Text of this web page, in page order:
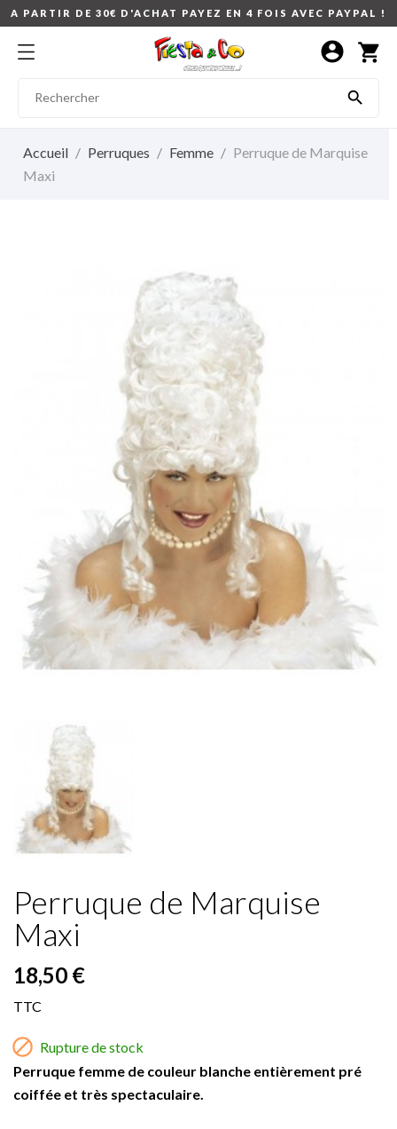
A PARTIR DE 30€ D'ACHAT PAYEZ EN 4 FOIS AVEC PAYPAL !
shopping_cart

account_circle
Accueil Perruques Femme
Perruque de Marquise
Maxi
Perruque de Marquise
Maxi
18,50 €
TTC
 Rupture de stock
Perruque femme de couleur blanche entièrement pré
coiffée et très spectaculaire.